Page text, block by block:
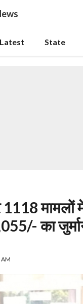
Latest State
1118
का